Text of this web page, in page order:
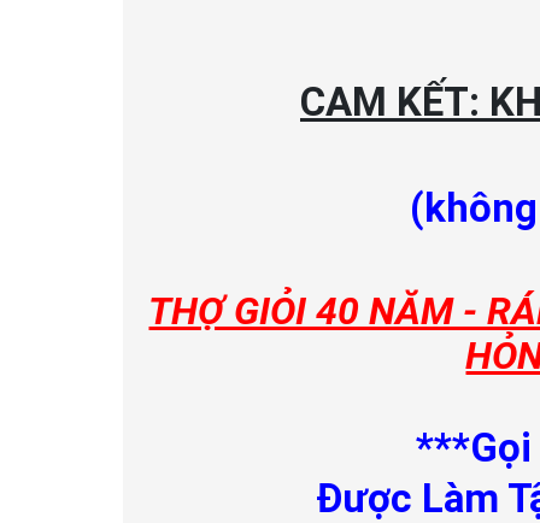
CAM KẾT:
THỢ GIỎI 40 NĂM -
***Gọi
Được Làm